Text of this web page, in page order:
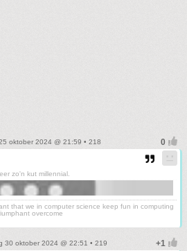
oktober 2024 @ 21:59 • 218
zo'n kut millennial.
that we in computer science keep fun in computing
overcome
30 oktober 2024 @ 22:51 • 219